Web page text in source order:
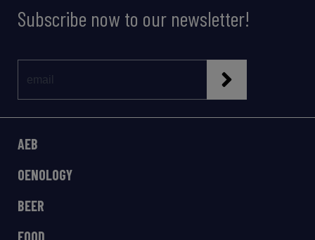
Subscribe now to our newsletter!
AEB
OENOLOGY
BEER
FOOD